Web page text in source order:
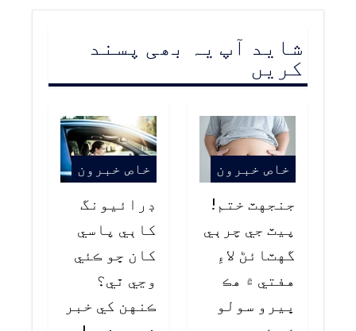
شاید آپ یہ بھی پسند
کریں
خاص خبرون
جنجهٽ ختم!
پيٽ جي چرٻي
گهٽائڻ لاءِ
هفتي ۾ هڪ
ڀيرو سولو
خاص خبرون
ڊرائيونگ
کاٻي پاسي
کان ڇو ڪئي
وڃي ٿي؟
ڪنهن کي خبر